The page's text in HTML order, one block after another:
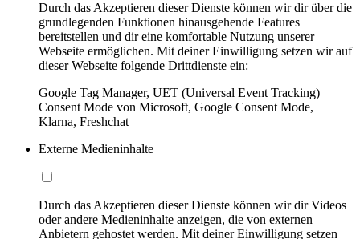
Durch das Akzeptieren dieser Dienste können wir dir über die
grundlegenden Funktionen hinausgehende Features
bereitstellen und dir eine komfortable Nutzung unserer
Webseite ermöglichen. Mit deiner Einwilligung setzen wir auf
dieser Webseite folgende Drittdienste ein:
Google Tag Manager, UET (Universal Event Tracking)
Consent Mode von Microsoft, Google Consent Mode,
Klarna, Freshchat
Externe Medieninhalte
Durch das Akzeptieren dieser Dienste können wir dir Videos
oder andere Medieninhalte anzeigen, die von externen
Anbietern gehostet werden. Mit deiner Einwilligung setzen